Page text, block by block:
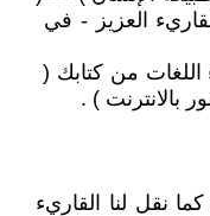
العزيز - في
من كتابك (
بالانترنت ) .
نقل لنا القاريء